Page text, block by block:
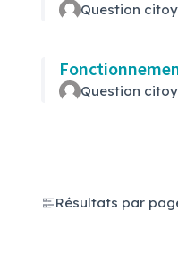
Question
Question
Résultats par